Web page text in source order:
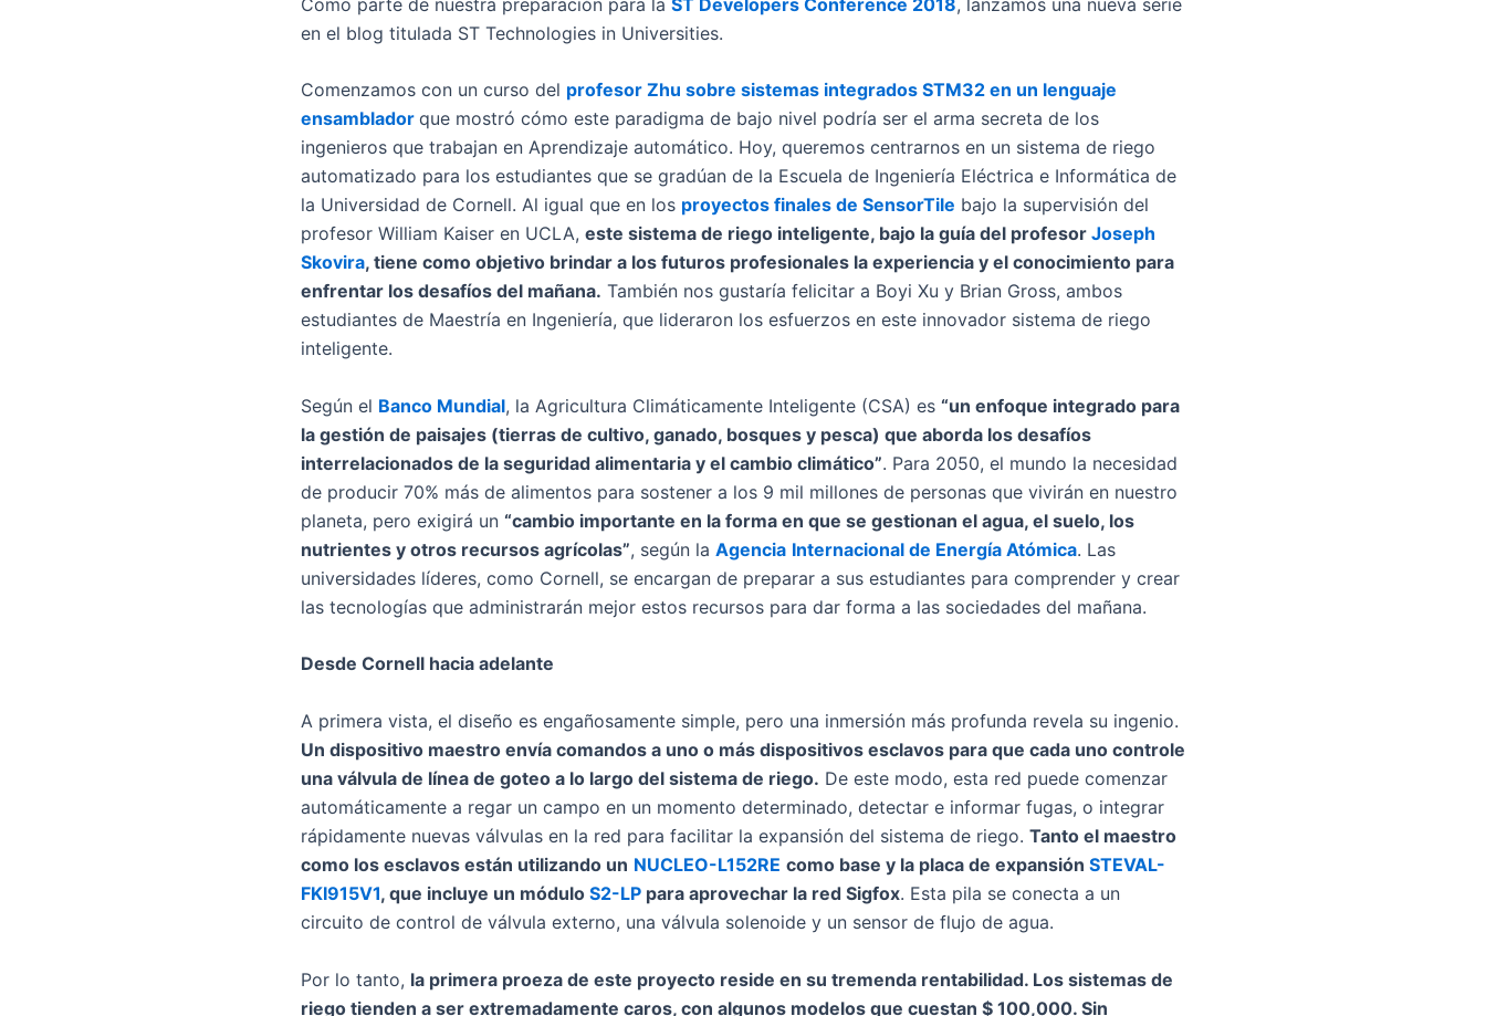
en el blog titulada ST Technologies in Universities.
Comenzamos con un curso del profesor Zhu sobre sistemas integrados STM32 en un lenguaje
ensamblador que mostró cómo este paradigma de bajo nivel podría ser el arma secreta de los
ingenieros que trabajan en Aprendizaje automático. Hoy, queremos centrarnos en un sistema de riego
automatizado para los estudiantes que se gradúan de la Escuela de Ingeniería Eléctrica e Informática de
la Universidad de Cornell. Al igual que en los proyectos finales de SensorTile bajo la supervisión del
profesor William Kaiser en UCLA, este sistema de riego inteligente, bajo la guía del profesor Joseph
Skovira, tiene como objetivo brindar a los futuros profesionales la experiencia y el conocimiento para
enfrentar los desafíos del mañana. También nos gustaría felicitar a Boyi Xu y Brian Gross, ambos
estudiantes de Maestría en Ingeniería, que lideraron los esfuerzos en este innovador sistema de riego
inteligente.
Según el Banco Mundial, la Agricultura Climáticamente Inteligente (CSA) es “un enfoque integrado para
la gestión de paisajes (tierras de cultivo, ganado, bosques y pesca) que aborda los desafíos
interrelacionados de la seguridad alimentaria y el cambio climático”. Para 2050, el mundo la necesidad
de producir 70% más de alimentos para sostener a los 9 mil millones de personas que vivirán en nuestro
planeta, pero exigirá un “cambio importante en la forma en que se gestionan el agua, el suelo, los
nutrientes y otros recursos agrícolas”, según la Agencia Internacional de Energía Atómica. Las
universidades líderes, como Cornell, se encargan de preparar a sus estudiantes para comprender y crear
las tecnologías que administrarán mejor estos recursos para dar forma a las sociedades del mañana.
Desde Cornell hacia adelante
A primera vista, el diseño es engañosamente simple, pero una inmersión más profunda revela su ingenio.
Un dispositivo maestro envía comandos a uno o más dispositivos esclavos para que cada uno controle
una válvula de línea de goteo a lo largo del sistema de riego. De este modo, esta red puede comenzar
automáticamente a regar un campo en un momento determinado, detectar e informar fugas, o integrar
rápidamente nuevas válvulas en la red para facilitar la expansión del sistema de riego. Tanto el maestro
como los esclavos están utilizando un NUCLEO-L152RE como base y la placa de expansión STEVAL-
FKI915V1, que incluye un módulo S2-LP para aprovechar la red Sigfox. Esta pila se conecta a un
circuito de control de válvula externo, una válvula solenoide y un sensor de flujo de agua.
Por lo tanto, la primera proeza de este proyecto reside en su tremenda rentabilidad. Los sistemas de
riego tienden a ser extremadamente caros, con algunos modelos que cuestan $ 100,000. Sin